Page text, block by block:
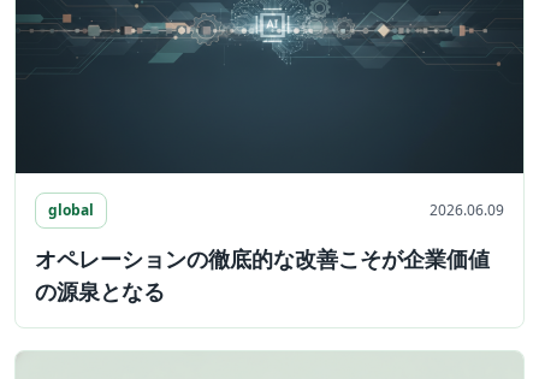
global 2026.06.09
オペレーションの徹底的な改善こそが企業価値
の源泉となる